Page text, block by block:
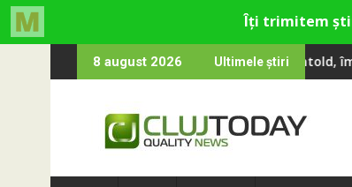
to
8 august 2026 Ultimele știri
și Theo Rose și comercianți români parteneri, în
de oameni au cântat, la Untold, împreună cu Sting
RIVUS